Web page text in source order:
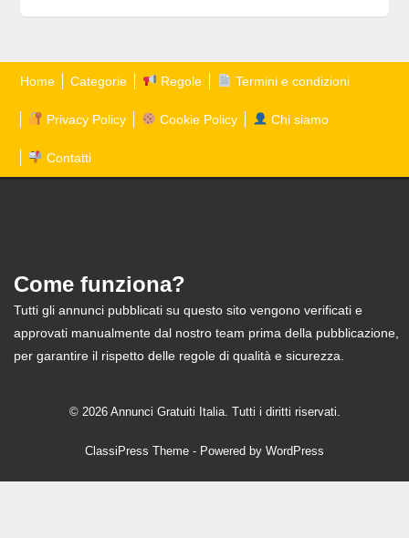
Home Categorie Regole Termini e condizioni
Privacy Policy Cookie Policy Chi siamo
Contatti
Come funziona?
Tutti gli annunci pubblicati su questo sito vengono verificati e
approvati manualmente dal nostro team prima della pubblicazione,
per garantire il rispetto delle regole di qualità e sicurezza.
© 2026 Annunci Gratuiti Italia. Tutti i diritti riservati.
ClassiPress Theme - Powered by WordPress